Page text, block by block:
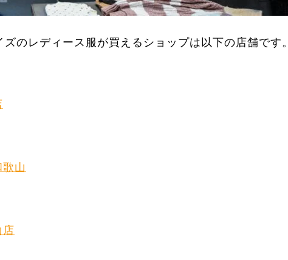
のレディース服が買えるショップは以下の店舗です。
山
店